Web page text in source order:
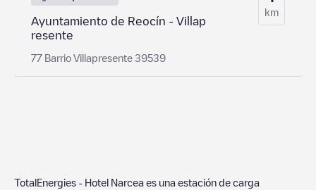
Ayuntamiento de Reocín - Villap
resente
77 Barrio Villapresente 39539
km
TotalEnergies - Hotel Narcea es una estación de carga